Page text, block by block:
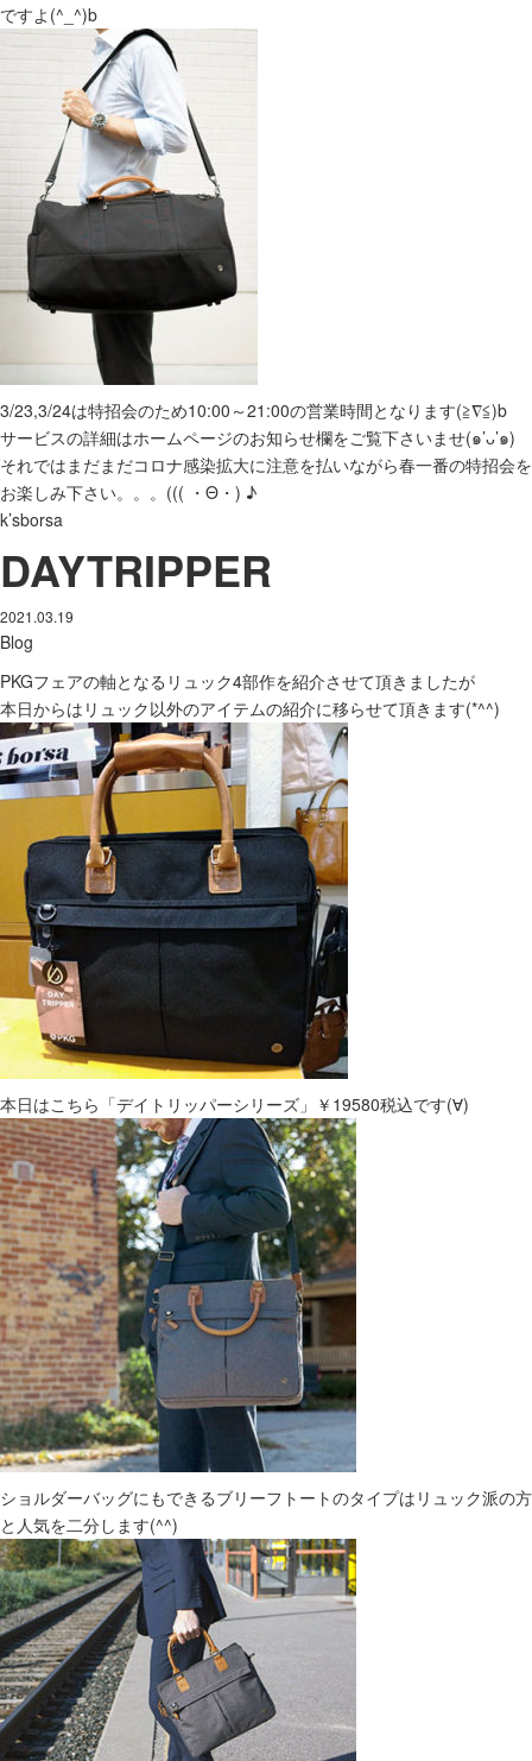
ですよ(^_^)b
3/23,3/24は特招会のため10:00～21:00の営業時間となります(≧∇≦)b
サービスの詳細はホームページのお知らせ欄をご覧下さいませ(๑’ᴗ’๑)
それではまだまだコロナ感染拡大に注意を払いながら春一番の特招会を
お楽しみ下さい。。。((( ・Θ・) ♪
k’sborsa
DAYTRIPPER
2021.03.19
Blog
PKGフェアの軸となるリュック4部作を紹介させて頂きましたが
本日からはリュック以外のアイテムの紹介に移らせて頂きます(*^^)
本日はこちら「デイトリッパーシリーズ」￥19580税込です(∀)
ショルダーバッグにもできるブリーフトートのタイプはリュック派の方
と人気を二分します(^^)